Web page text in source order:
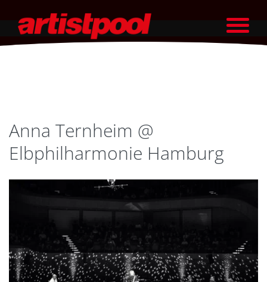
Anna Ternheim @
Elbphilharmonie Hamburg